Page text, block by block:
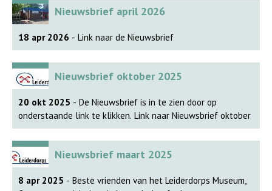
Nieuwsbrief april 2026
18 apr 2026 - Link naar de Nieuwsbrief
Nieuwsbrief oktober 2025
20 okt 2025 - De Nieuwsbrief is in te zien door op
onderstaande link te klikken. Link naar Nieuwsbrief oktober
Nieuwsbrief maart 2025
8 apr 2025 - Beste vrienden van het Leiderdorps Museum,